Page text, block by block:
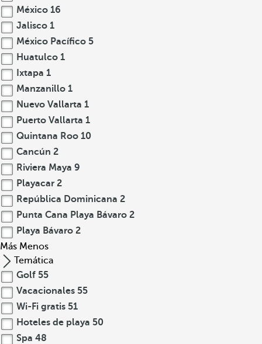
México 16
Jalisco 1
México Pacífico 5
Huatulco 1
Ixtapa 1
Manzanillo 1
Nuevo Vallarta 1
Puerto Vallarta 1
Quintana Roo 10
Cancún 2
Riviera Maya 9
Playacar 2
República Dominicana 2
Punta Cana Playa Bávaro 2
Playa Bávaro 2
Más Menos
Temática
Golf 55
Vacacionales 55
Wi-Fi gratis 51
Hoteles de playa 50
Spa 48